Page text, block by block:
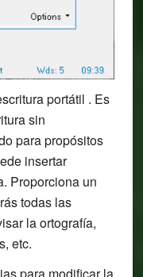
portátil . Es
sin
para propósitos
insertar
Proporciona un
todas las
la ortografía,
etc.